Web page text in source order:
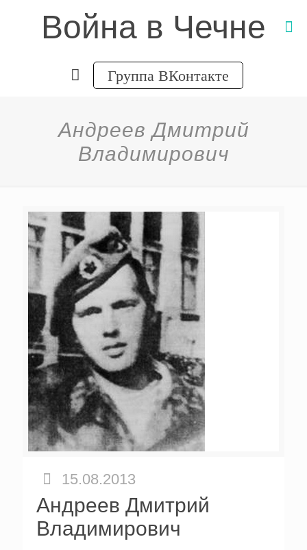
Война в Чечне
Группа ВКонтакте
Андреев Дмитрий
Владимирович
15.08.2013
Андреев Дмитрий
Владимирович